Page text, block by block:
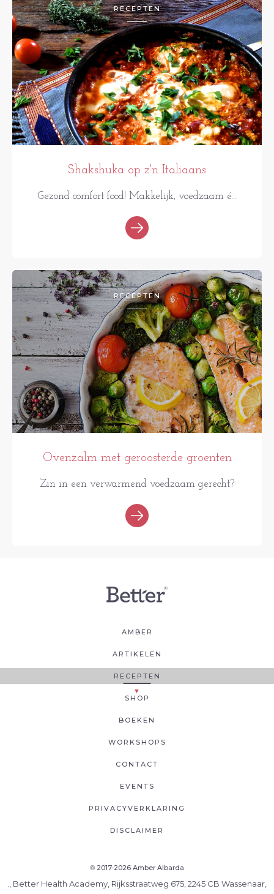
RECEPTEN
Shakshuka op z'n Italiaans
Gezond comfort food! Makkelijk, voedzaam é...
RECEPTEN
Ovenzalm met geroosterde groenten
Zin in een verwarmend voedzaam gerecht?
AMBER
ARTIKELEN
RECEPTEN
SHOP
BOEKEN
WORKSHOPS
CONTACT
EVENTS
PRIVACYVERKLARING
DISCLAIMER
® 2017-2026 Amber Albarda
., Better Health Academy, Rijksstraatweg 675, 2245 CB Wassenaar,